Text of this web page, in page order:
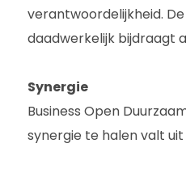
verantwoordelijkheid.
daadwerkelijk bijdraagt
Synergie
Business Open
synergie te halen valt